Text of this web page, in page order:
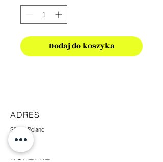
Dodaj do koszyka
ADRES
Silesia,Poland